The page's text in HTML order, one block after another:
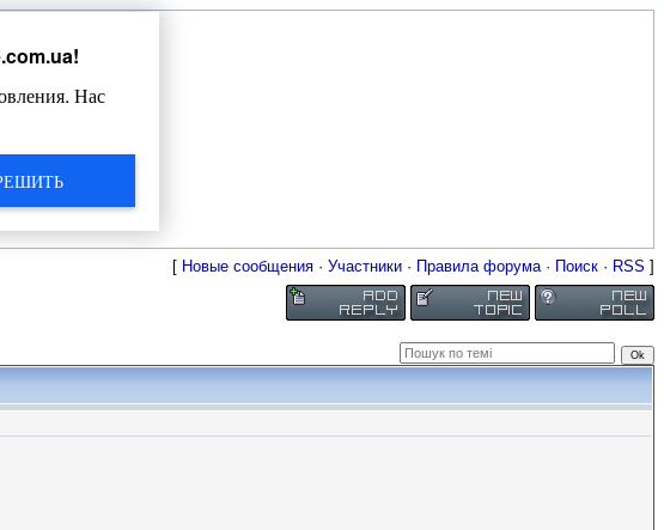
[ Новые сообщения · Участники · Правила форума· Поиск · RSS ]
!
Нас